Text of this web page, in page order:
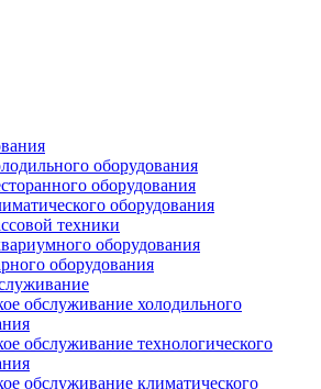
оборудования
оборудования
оборудования
техники
оборудования
оборудования
обслуживание холодильного
обслуживание технологического
обслуживание климатического